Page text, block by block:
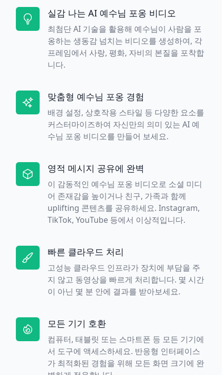
실감 나는 AI 예수님 포옹 비디오
최첨단 AI 기술을 활용해 예수님이 사람을 포
옹하는 생동감 넘치는 비디오를 생성하여, 각
프레임에서 사랑, 평화, 자비의 본질을 포착합
니다.
맞춤형 예수님 포옹 경험
배경 설정, 상호작용 스타일 등 다양한 요소를
커스터마이즈하여 자신만의 의미 있는 AI 예
수님 포옹 비디오를 만들어 보세요.
영적 메시지 공유에 완벽
이 감동적인 예수님 포옹 비디오로 소셜 미디
어 존재감을 높이거나 친구, 가족과 함께
uplifting 콘텐츠를 공유하세요. Instagram,
TikTok, YouTube 등에서 이상적입니다.
빠른 클라우드 처리
고성능 클라우드 인프라가 장치에 부담을 주
지 않고 동영상을 빠르게 처리합니다. 몇 시간
이 아닌 몇 분 안에 결과를 받아보세요.
모든 기기 호환
컴퓨터, 태블릿 또는 스마트폰 등 모든 기기에
서 도구에 액세스하세요. 반응형 인터페이스
가 최적화된 경험을 위해 모든 화면 크기에 완